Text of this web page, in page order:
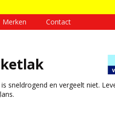
Merken Contact
sneldrogend en vergeelt niet.